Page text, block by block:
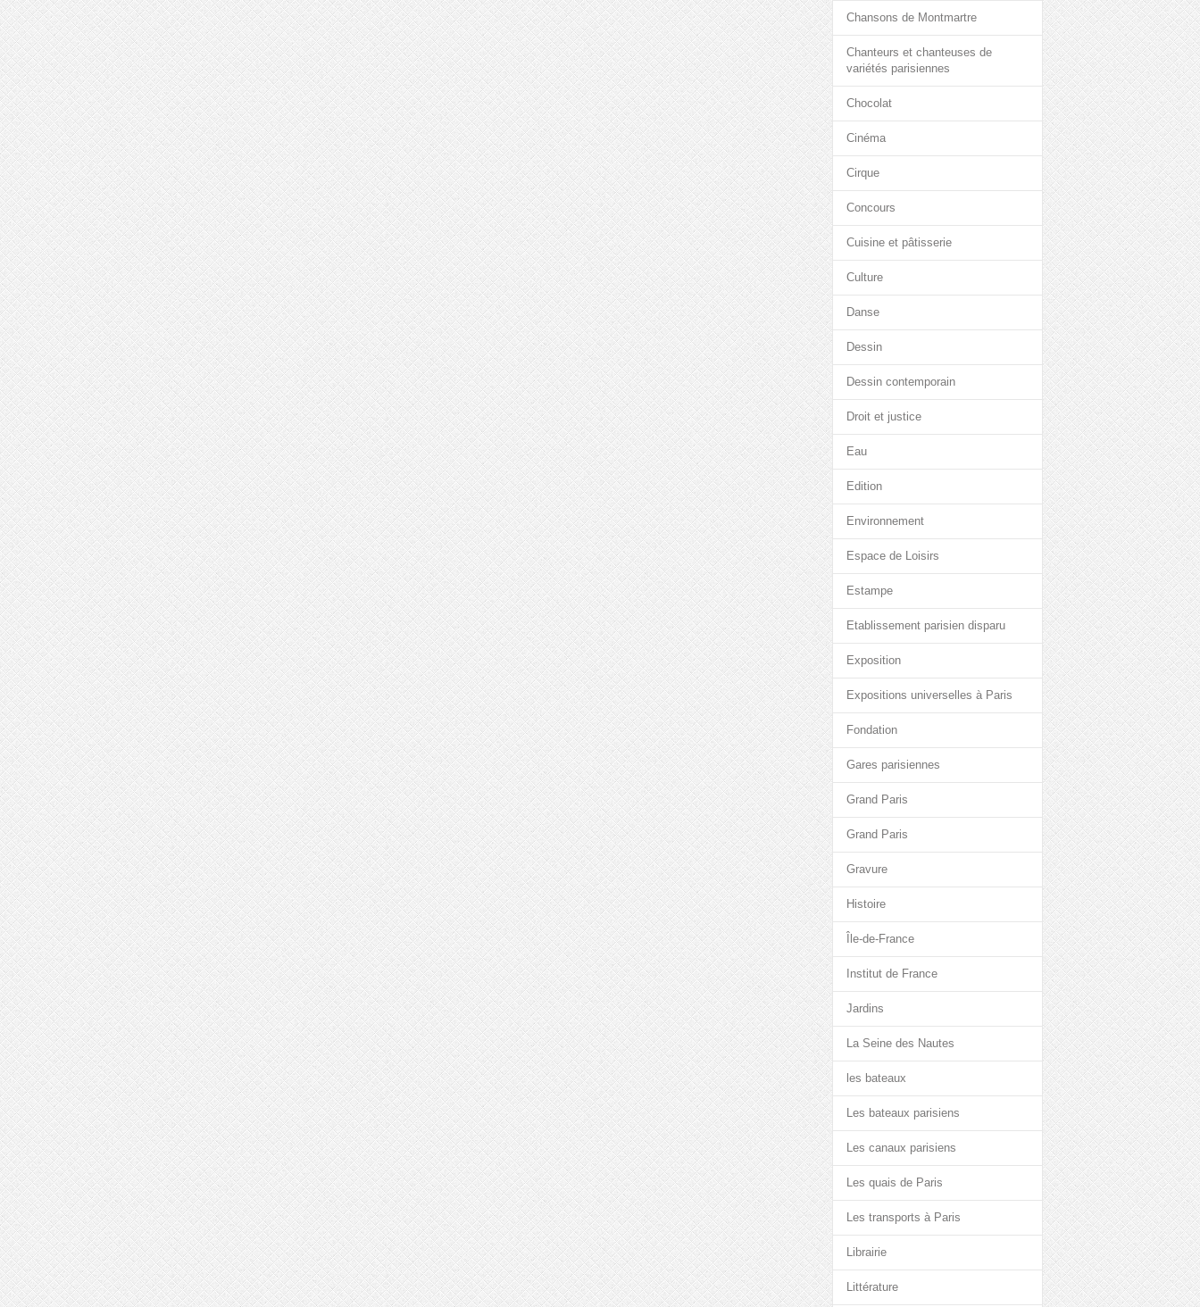
Chansons de Montmartre
Chanteurs et chanteuses de
variétés parisiennes
Chocolat
Cinéma
Cirque
Concours
Cuisine et pâtisserie
Culture
Danse
Dessin
Dessin contemporain
Droit et justice
Eau
Edition
Environnement
Espace de Loisirs
Estampe
Etablissement parisien disparu
Exposition
Expositions universelles à Paris
Fondation
Gares parisiennes
Grand Paris
Grand Paris
Gravure
Histoire
Île-de-France
Institut de France
Jardins
La Seine des Nautes
les bateaux
Les bateaux parisiens
Les canaux parisiens
Les quais de Paris
Les transports à Paris
Librairie
Littérature